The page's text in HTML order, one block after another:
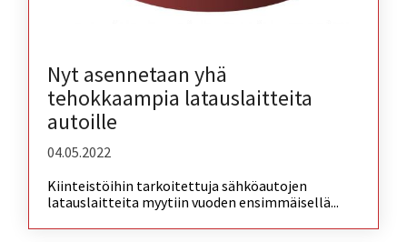
Nyt asennetaan yhä
tehokkaampia latauslaitteita
autoille
04.05.2022
Kiinteistöihin tarkoitettuja sähköautojen
latauslaitteita myytiin vuoden ensimmäisellä...